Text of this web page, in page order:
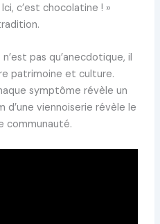
c’est chocolatine ! »
pas qu’anecdotique, il
patrimoine et culture.
symptôme révèle un
viennoiserie révèle le
communauté.